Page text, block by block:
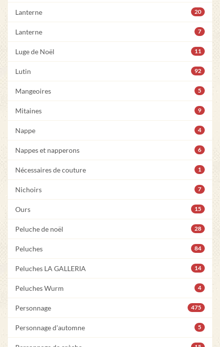
Lanterne 20
Lanterne 7
Luge de Noël 11
Lutin 92
Mangeoires 5
Mitaines 9
Nappe 4
Nappes et napperons 6
Nécessaires de couture 1
Nichoirs 7
Ours 15
Peluche de noël 28
Peluches 84
Peluches LA GALLERIA 14
Peluches Wurm 4
Personnage 475
Personnage d'automne 5